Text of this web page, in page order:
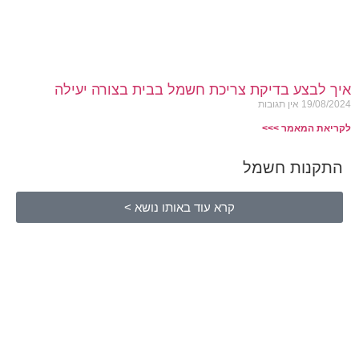
איך לבצע בדיקת צריכת חשמל בבית בצורה יעילה
19/08/2024 אין תגובות
לקריאת המאמר >>>
התקנות חשמל
קרא עוד באותו נושא >